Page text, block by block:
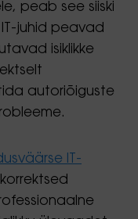
peab see siiski
juhid peavad
isiklikke
autoriõiguste
IT-